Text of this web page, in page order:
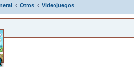
Otros Videojuegos